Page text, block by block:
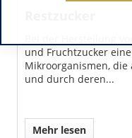
und Fruchtzucker
Mikroorganismen,
und durch deren...
Mehr lesen